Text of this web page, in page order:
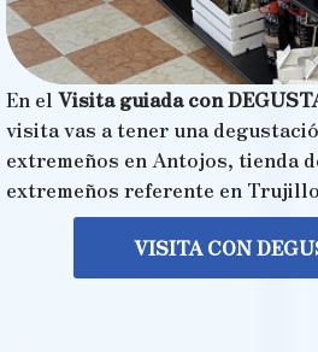
En el Visita guiada con
visita vas a tener una
extremeños en Antojos, tienda
extremeños referente en
VISITA CON